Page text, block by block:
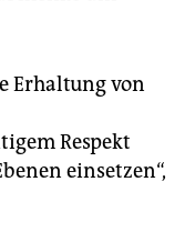
Erhaltung von
Respekt
einsetzen“,